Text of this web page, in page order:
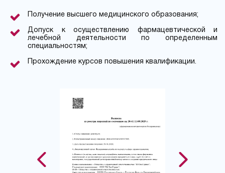
Получение высшего медицинского образования;
Допуск к осуществлению фармацевтической и
лечебной деятельности по определенным
специальностям;
Прохождение курсов повышения квалификации.